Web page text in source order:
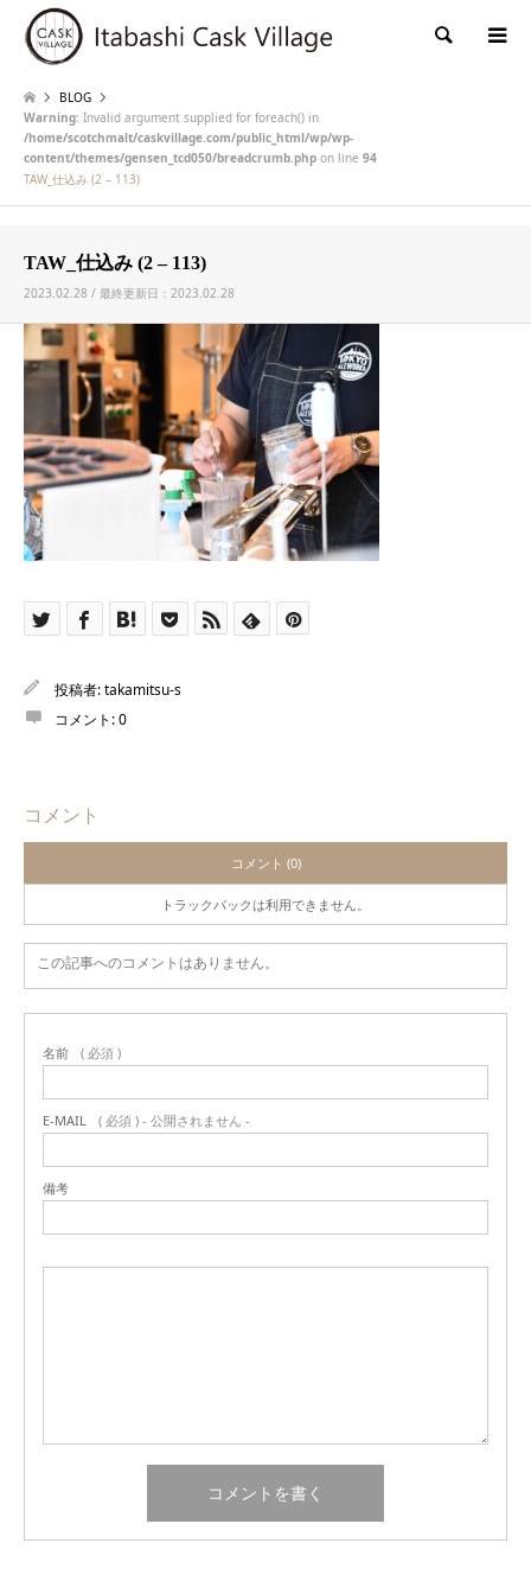
検索
BLOG
Warning: Invalid argument supplied for foreach() in
/home/scotchmalt/caskvillage.com/public_html/wp/wp-
content/themes/gensen_tcd050/breadcrumb.php on line 94
TAW_仕込み (2 – 113)
TAW_仕込み (2 – 113)
2023.02.28 / 最終更新日：2023.02.28
投稿者:takamitsu-s
コメント:0
コメント
コメント (0)
トラックバックは利用できません。
この記事へのコメントはありません。
名前 ( 必須 )
E-MAIL ( 必須 ) - 公開されません -
備考